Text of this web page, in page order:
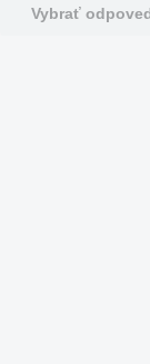
Vybrať